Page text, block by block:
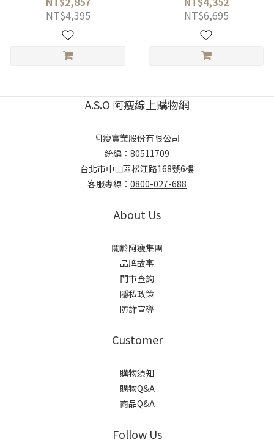
NT$4,395
NT$6,695
A.S.O 阿瘦線上購物網
阿瘦實業股份有限公司
統編：80511709
台北市中山區松江路168號6樓
客服專線： 0800-027-688
About Us
關於阿瘦集團
品牌故事
門市查詢
隱私政策
防詐宣導
Customer
購物須知
購物Q&A
商品Q&A
Follow Us